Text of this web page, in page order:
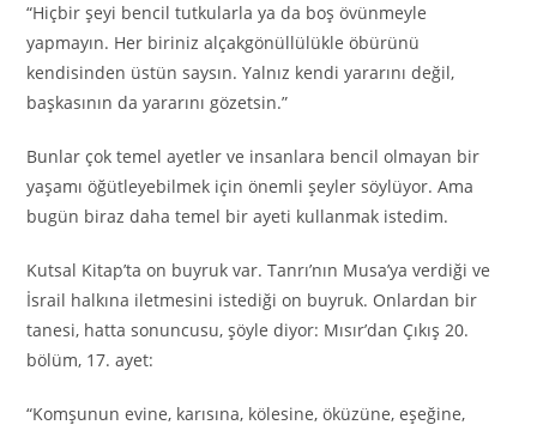
“Hiçbir şeyi bencil tutkularla ya da boş övünmeyle
yapmayın. Her biriniz alçakgönüllülükle öbürünü
kendisinden üstün saysın. Yalnız kendi yararını değil,
başkasının da yararını gözetsin.”
Bunlar çok temel ayetler ve insanlara bencil olmayan bir
yaşamı öğütleyebilmek için önemli şeyler söylüyor. Ama
bugün biraz daha temel bir ayeti kullanmak istedim.
Kutsal Kitap’ta on buyruk var. Tanrı’nın Musa’ya verdiği ve
İsrail halkına iletmesini istediği on buyruk. Onlardan bir
tanesi, hatta sonuncusu, şöyle diyor: Mısır’dan Çıkış 20.
bölüm, 17. ayet:
“Komşunun evine, karısına, kölesine, öküzüne, eşeğine,